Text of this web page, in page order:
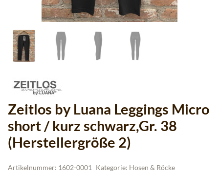
Zeitlos by Luana Leggings Micro
short / kurz schwarz,Gr. 38
(Herstellergröße 2)
Artikelnummer: 1602-0001 Kategorie: Hosen & Röcke